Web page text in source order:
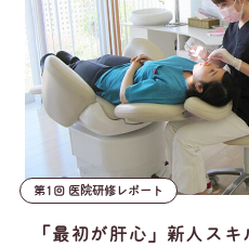
第1回 医院研修レポート
「最初が肝心」新人ス